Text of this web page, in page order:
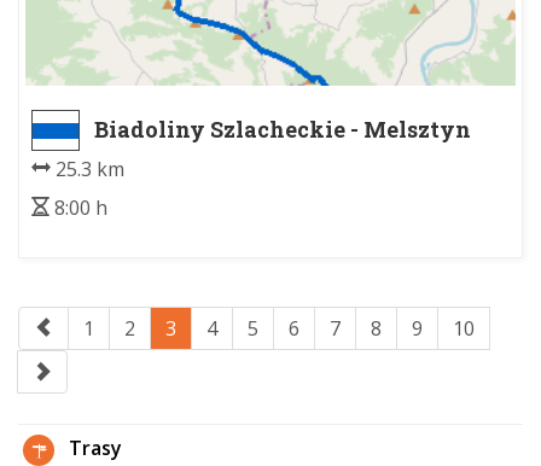
Biadoliny Szlacheckie - Melsztyn
25.3 km
8:00 h
1 2 3 4 5 6 7 8 9 10
Trasy